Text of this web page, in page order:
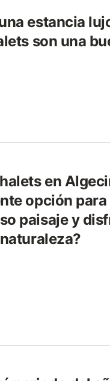
estancia
son una
en
opción
paisaje y